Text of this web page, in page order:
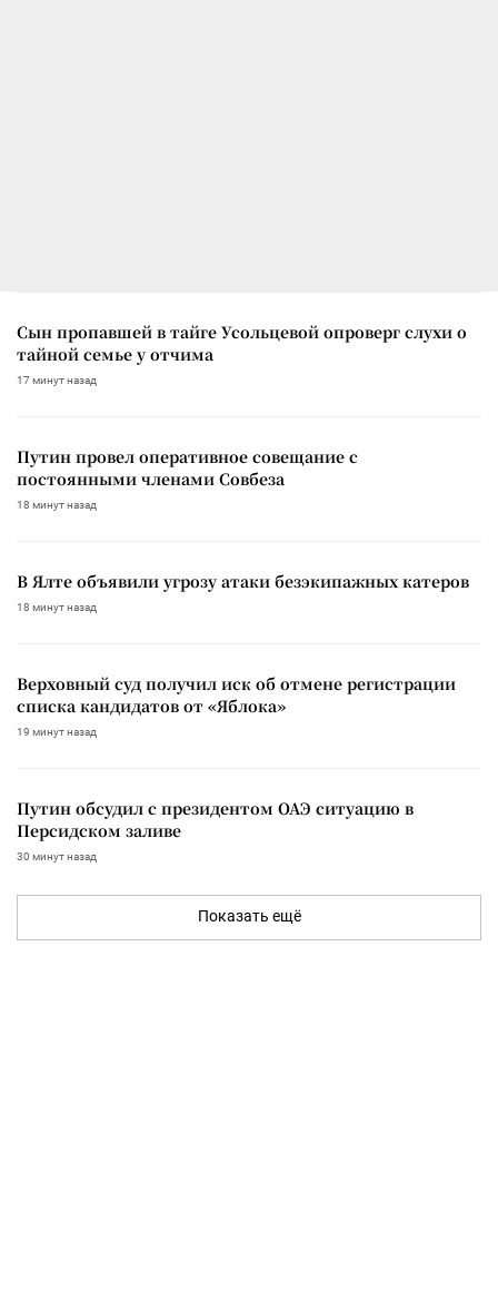
Сын пропавшей в тайге Усольцевой опроверг слухи о
тайной семье у отчима
17 минут назад
Путин провел оперативное совещание с
постоянными членами Совбеза
18 минут назад
В Ялте объявили угрозу атаки безэкипажных катеров
18 минут назад
Верховный суд получил иск об отмене регистрации
списка кандидатов от «Яблока»
19 минут назад
Путин обсудил с президентом ОАЭ ситуацию в
Персидском заливе
30 минут назад
Показать ещё